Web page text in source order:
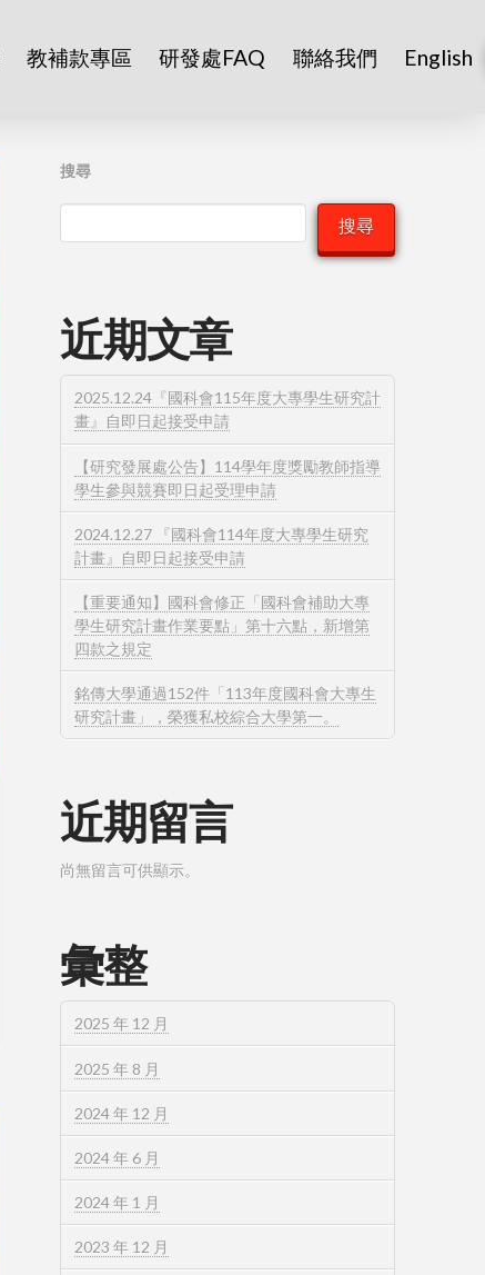
教補款專區 研發處FAQ 聯絡我們 English
搜尋
搜尋
近期文章
2025.12.24『國科會115年度大專學生研究計
畫』自即日起接受申請
【研究發展處公告】114學年度獎勵教師指導
學生參與競賽即日起受理申請
2024.12.27 『國科會114年度大專學生研究
計畫』自即日起接受申請
【重要通知】國科會修正「國科會補助大專
學生研究計畫作業要點」第十六點，新增第
四款之規定
銘傳大學通過152件「113年度國科會大專生
研究計畫」，榮獲私校綜合大學第一。
近期留言
尚無留言可供顯示。
彙整
2025 年 12 月
2025 年 8 月
2024 年 12 月
2024 年 6 月
2024 年 1 月
2023 年 12 月